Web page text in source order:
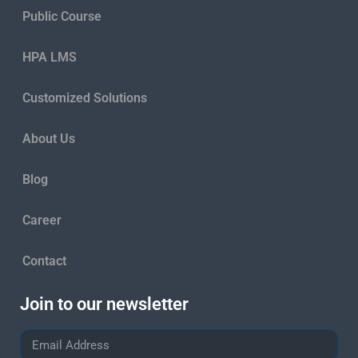
Public Course
HPA LMS
Customized Solutions
About Us
Blog
Career
Contact
Join to our newsletter